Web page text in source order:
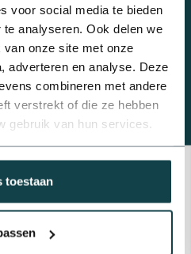
voor social media te bieden
analyseren. Ook delen we
onze site met onze
adverteren en analyse. Deze
combineren met andere
verstrekt of die ze hebben
gebruik van hun services.
toestaan
Ons team van experts
het kiezen van de juiste
contact met ons op door te
mailen naar
kunnen je ook helpen met het
dat volledig is
situatie. Met onze
advies zorgen we
en levendig blijft!
Beregeningsplan?